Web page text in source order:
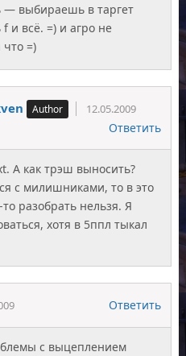
— выбираешь в таргет
и всё. =) и агро не
=)
12.05.2009
Ответить
А как трэш выносить?
с милишниками, то в это
разобрать нельзя. Я
хотя в 5ппл тыкал
Ответить
с выцеплением